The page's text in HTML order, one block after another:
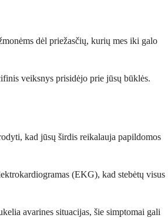
dėl priežasčių, kurių mes iki galo
veiksnys prisidėjo prie jūsų būklės.
kad jūsų širdis reikalauja papildomos
(EKG), kad stebėtų visus
avarines situacijas, šie simptomai gali